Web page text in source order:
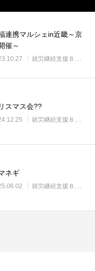
連携マルシェin近畿～京
催～
就労継続支援Ｂ型・ニコプレイス
スマス会??
就労継続支援Ｂ型・ニコプレイス
ネギ
就労継続支援Ｂ型・ニコプレイス